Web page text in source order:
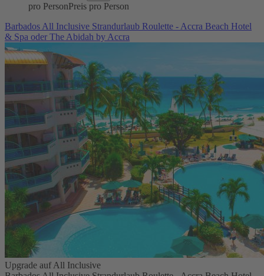
pro PersonPreis pro Person
Barbados All Inclusive Strandurlaub Roulette - Accra Beach Hotel
& Spa oder The Abidah by Accra
Upgrade auf All Inclusive